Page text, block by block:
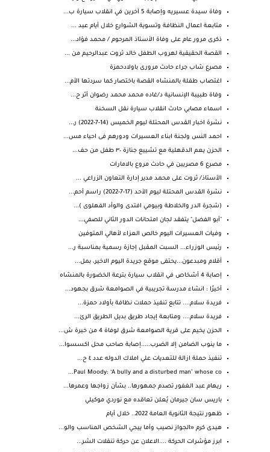
وفاة سيدة عسيريه وإصابة 5 آخرين في انقلاب سيارة ب...
متابعة اعمال النظافة وتسوية الشوارع خلال أيام عيد ...
ذكرى مرور عام على وفاة الأستاذ المرحوم / محمد فؤاد...
القصة الحقيقية لهروب الطفل خالد ثروت عبدالرحيم من ...
مصرع شاب جراء حادث مرورى باولادحمزة
اغتصاب طفلة بالمنشاه القصة باختصار كما سردتها الأم...
وفاة طبيبة الإنسانية د/غاده محمد محمد رضوان أثر ح...
اسماء مصابي حادث انقلاب سيارة نقل السخنة
نشرة اخبار القدس المحتلة ليوم الخميس (14-7-2022) ر...
احمد النس ولجنة ابناء العسيرات ودورهم فى احياء مس...
الحزن يعم ⁧‫الدقهلية‬⁩ مع تشييع جنازة ٣٠ طفل من حف...
مصرع 6 مصريين في حادث مروع بالامارات
الأستاذ/ ثروت على محمد مدير إدارة التعاون الزراعي ...
نشرة القدس المحتلة ليوم الأحد (17-7-2022) راسم أحم...
(شجرة الدر والخلاطة وبيومي افتدى والوأد الفهلوى )...
"أبو الفضل" يتفقد لجان امتحانات الدور الثاني للصفي...
وفيات العسيرات اليوم خالص العزاء لأهالي المتوفين
رئيس الوزراء... السبت المقبل إجازة رسمية بمناسبة ر...
أقلام ومبدعون...يحتفى موقع جريدة اليوم الاخير، بمل...
إصابة 4 أشخاص في انقلاب سيارة بترعة الخضورة بالمنشاه
أخيرًا : انشاء مدرسة تجريبية في الصوامعة شرق بجهود...
فريدة سلام.... تتابع تنفيذ حملات نظافة بأولاد حمزة...
فريدة سلام.... ومتابعة إيجاد طريق بديل الطريق الرئ...
الحزن يخيم على قرية الصوامعة شرق لوفاة 4 من خيرة ش...
ما ينوب الضامن إلا الضرب.....إصابة صاحب محل اكسسوا...
تنفيذ حملة ازالة للتعديات علي املاك الدوله عدد ٤ ح...
Paul Moody: ‘A bully and a disturbed man’ whose co...
ريهام عبد الغفور تصدم جمهورها.. بشأن زواجها وعمرها...
باريس سان جيرمان يُعلن تعاقده مع نوردي موكيلي
ظهور نتيجة الثانوية العامة 2022.. خلال أيام
هيدى كرم «الجواز نصيب وأما ييجي الشخص المناسب والو...
ابرز مؤشرات الحركة ....الاعلان عن حركة تنقلات الشر...